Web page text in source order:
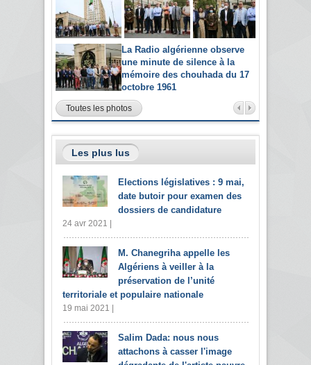
La Radio algérienne observe
une minute de silence à la
mémoire des chouhada du 17
octobre 1961
Toutes les photos
Les plus lus
Elections législatives : 9 mai,
date butoir pour examen des
dossiers de candidature
24 avr 2021 |
M. Chanegriha appelle les
Algériens à veiller à la
préservation de l’unité
territoriale et populaire nationale
19 mai 2021 |
Salim Dada: nous nous
attachons à casser l'image